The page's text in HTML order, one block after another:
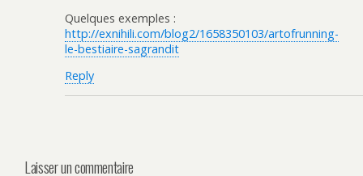
Quelques exemples :
http://exnihili.com/blog2/1658350103/artofrunning-
le-bestiaire-sagrandit
Reply
Laisser un commentaire